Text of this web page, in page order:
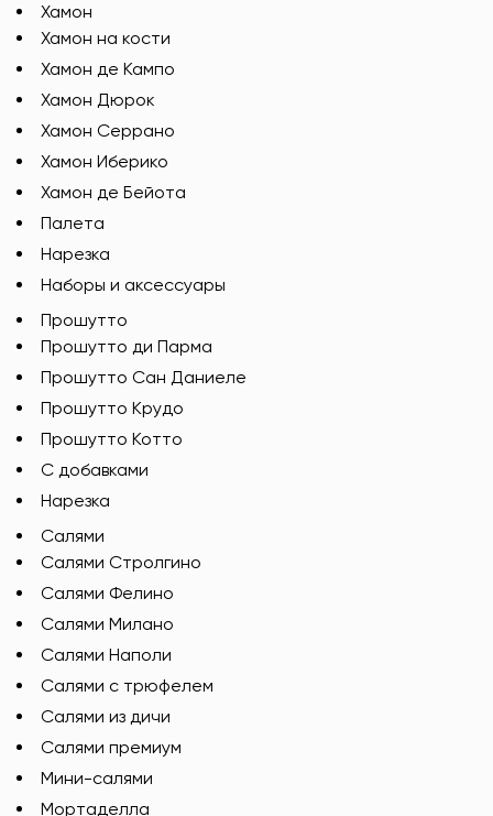
Хамон
Хамон на кости
Хамон де Кампо
Хамон Дюрок
Хамон Серрано
Хамон Иберико
Хамон де Бейота
Палета
Нарезка
Наборы и аксессуары
Прошутто
Прошутто ди Парма
Прошутто Сан Даниеле
Прошутто Крудо
Прошутто Котто
С добавками
Нарезка
Салями
Салями Стролгино
Салями Фелино
Салями Милано
Салями Наполи
Салями с трюфелем
Салями из дичи
Салями премиум
Мини-салями
Мортаделла